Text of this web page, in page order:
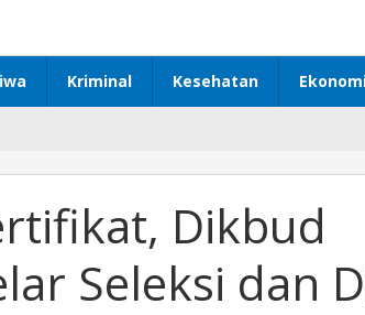
Kriminal Kesehatan
Dikbud
Seleksi dan